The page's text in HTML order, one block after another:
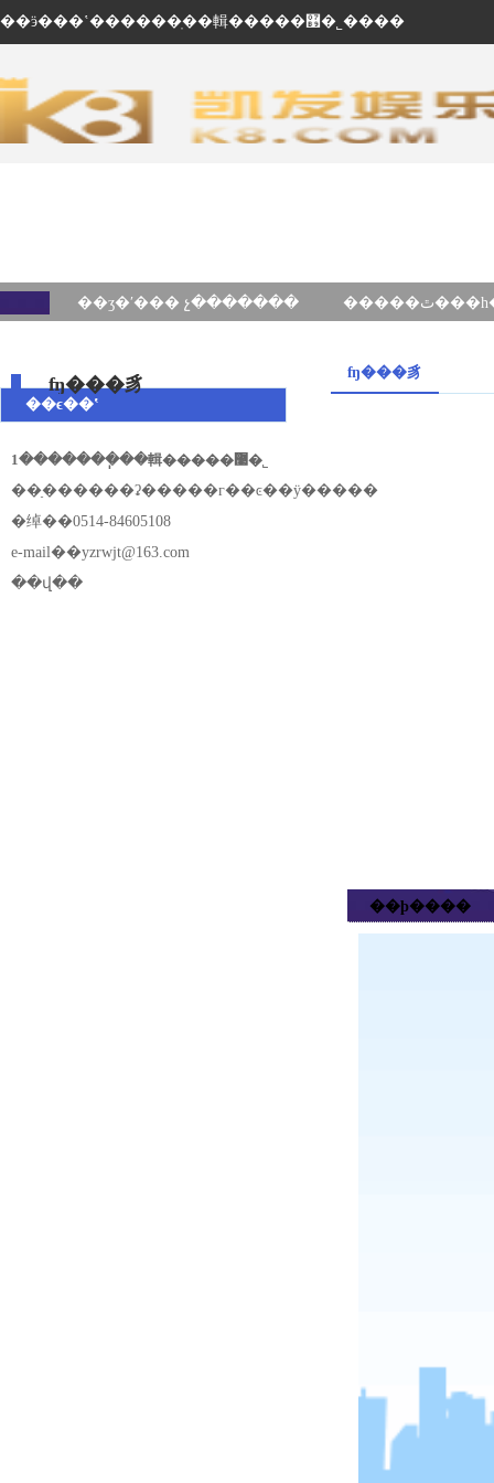
��ӭ���ʽ������ֽ��輯�����޹�˾����
��ʒ�ʹ��� չ�������
ʩ���豸
��ϵ��ʽ
1�������ֽ��輯�����޹�˾
��ַ������ʡ�����г��ͼ��ÿ�����
�绰��0514-84605108
e-mail��yzrwjt@163.com
��վ��
ʩ���豸
��ϸ����